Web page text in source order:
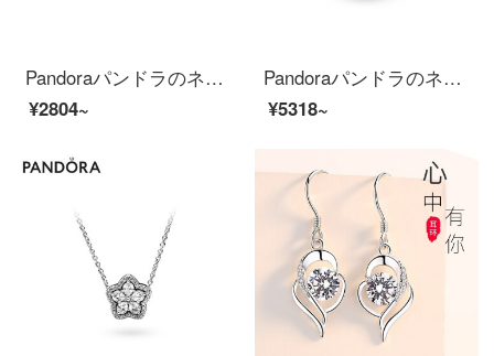
Pandoraパンドラのネックレスは女性925シルバーのPandora Moment字母Oストラップ398296ファッションアクセサリーをぶら下げて彼女にプレゼントします。
¥2804~
Pandoraパンドラのネックレスは女性のバラの金色のPav eにぶら下がっています。球形のペンダントが38866 C 01のファッションアクセサリーは彼女にプレゼントします。
¥5318~